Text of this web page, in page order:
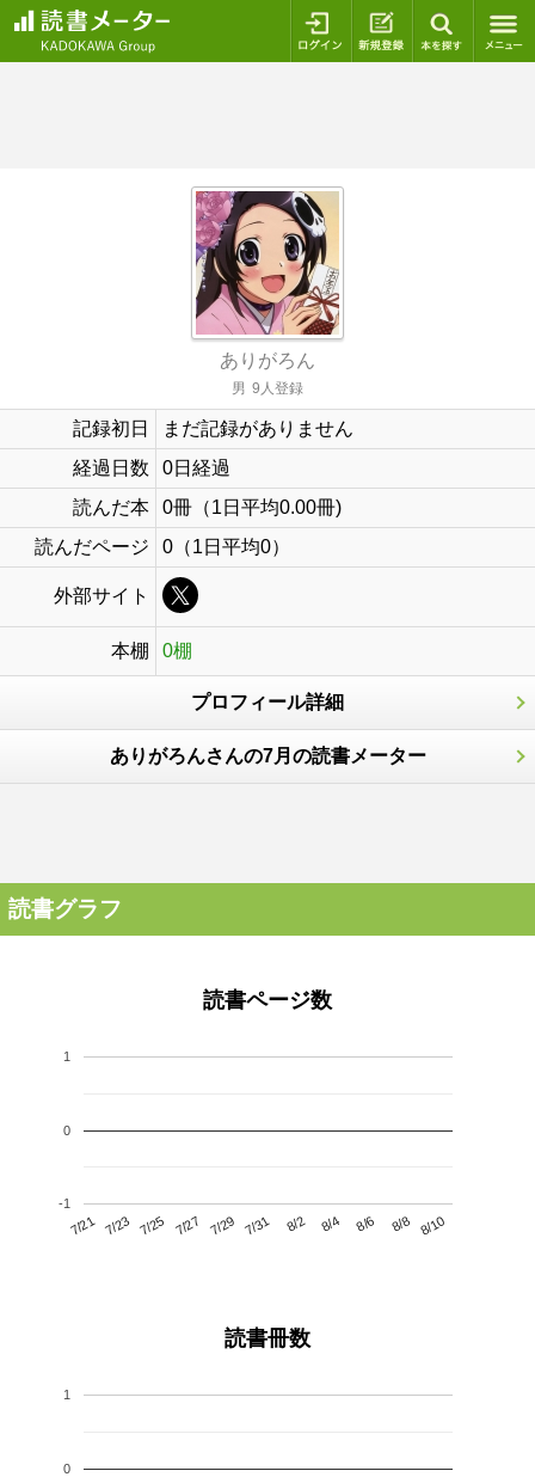
ログイン 新規登録
ありがろん
男 9人登録
記録初日
まだ記録がありません
経過日数
0日経過
読んだ本
0冊（1日平均0.00冊)
読んだページ
0（1日平均0）
外部サイト
本棚 0棚
プロフィール詳細
ありがろんさんの7月の読書メーター
読書グラフ
読書ページ数
7/21 7/23 7/25 7/27 7/29 7/31 8/2 8/4 8/6 8/8 8/10
-1
0
1
読書冊数
0
1